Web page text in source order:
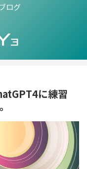
ログ
に練習